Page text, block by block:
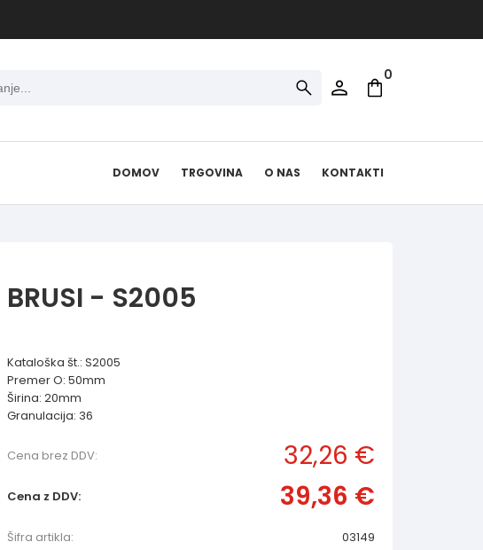
0
DOMOV TRGOVINA O NAS KONTAKTI
BRUSI - S2005
Kataloška št.: S2005
Premer O: 50mm
Širina: 20mm
Granulacija: 36
Cena brez DDV: 32,26 €
Cena z DDV: 39,36 €
Šifra artikla:
03149